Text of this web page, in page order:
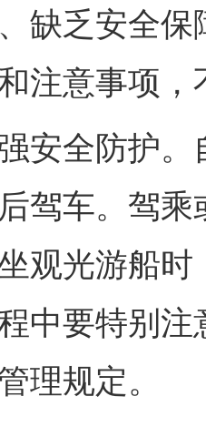
缺乏安全
注意事项
全防护。
驾车。驾
观光游船
中要特别
理规定。